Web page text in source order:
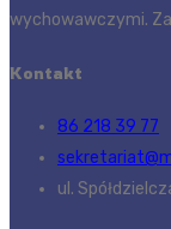
wychowawczymi.
Kontakt
86 218 39 77
ul.